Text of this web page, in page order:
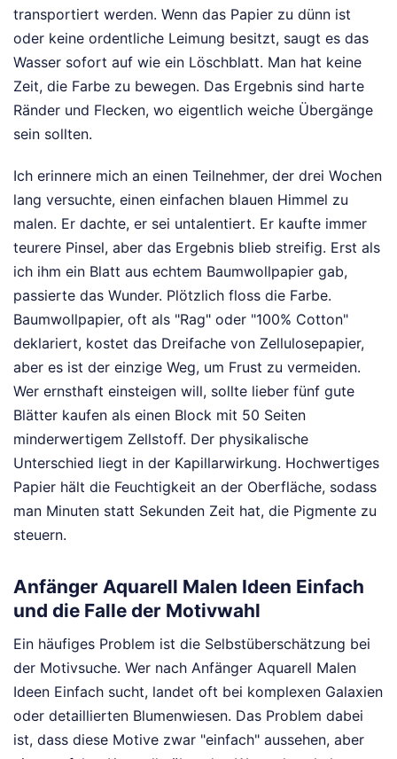
transportiert werden. Wenn das Papier zu dünn ist
oder keine ordentliche Leimung besitzt, saugt es das
Wasser sofort auf wie ein Löschblatt. Man hat keine
Zeit, die Farbe zu bewegen. Das Ergebnis sind harte
Ränder und Flecken, wo eigentlich weiche Übergänge
sein sollten.
Ich erinnere mich an einen Teilnehmer, der drei Wochen
lang versuchte, einen einfachen blauen Himmel zu
malen. Er dachte, er sei untalentiert. Er kaufte immer
teurere Pinsel, aber das Ergebnis blieb streifig. Erst als
ich ihm ein Blatt aus echtem Baumwollpapier gab,
passierte das Wunder. Plötzlich floss die Farbe.
Baumwollpapier, oft als "Rag" oder "100% Cotton"
deklariert, kostet das Dreifache von Zellulosepapier,
aber es ist der einzige Weg, um Frust zu vermeiden.
Wer ernsthaft einsteigen will, sollte lieber fünf gute
Blätter kaufen als einen Block mit 50 Seiten
minderwertigem Zellstoff. Der physikalische
Unterschied liegt in der Kapillarwirkung. Hochwertiges
Papier hält die Feuchtigkeit an der Oberfläche, sodass
man Minuten statt Sekunden Zeit hat, die Pigmente zu
steuern.
Anfänger Aquarell Malen Ideen Einfach
und die Falle der Motivwahl
Ein häufiges Problem ist die Selbstüberschätzung bei
der Motivsuche. Wer nach Anfänger Aquarell Malen
Ideen Einfach sucht, landet oft bei komplexen Galaxien
oder detaillierten Blumenwiesen. Das Problem dabei
ist, dass diese Motive zwar "einfach" aussehen, aber